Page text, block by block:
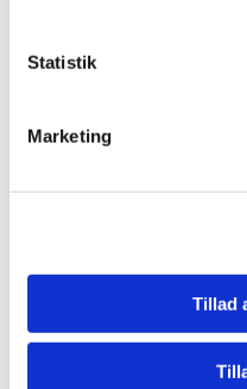
Statistik
Marketing
Tillad
Du vil